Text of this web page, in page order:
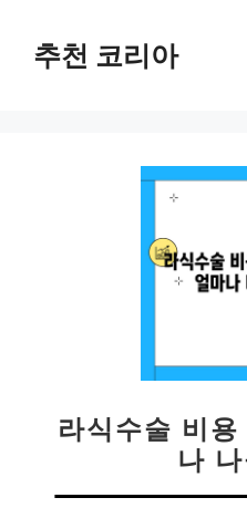
추천 코리아
라식수술 비
나